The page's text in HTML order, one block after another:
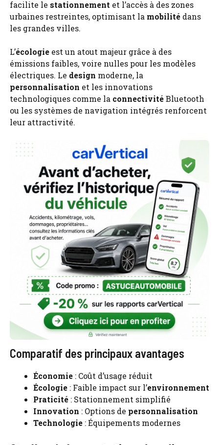
facilite le stationnement et l’accès à des zones
urbaines restreintes, optimisant la mobilité dans
les grandes villes.
L’écologie est un atout majeur grâce à des
émissions faibles, voire nulles pour les modèles
électriques. Le design moderne, la
personnalisation et les innovations
technologiques comme la connectivitéBluetooth
ou les systèmes de navigation intégrés renforcent
leur attractivité.
Comparatif des principaux avantages
Économie : Coût d’usage réduit
Écologie : Faible impact sur l’environnement
Praticité : Stationnement simplifié
Innovation : Options de personnalisation
Technologie : Équipements modernes